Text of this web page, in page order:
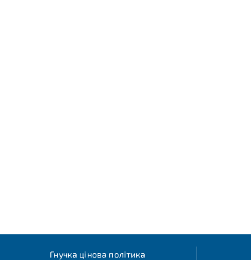
Гнучка цінова політика